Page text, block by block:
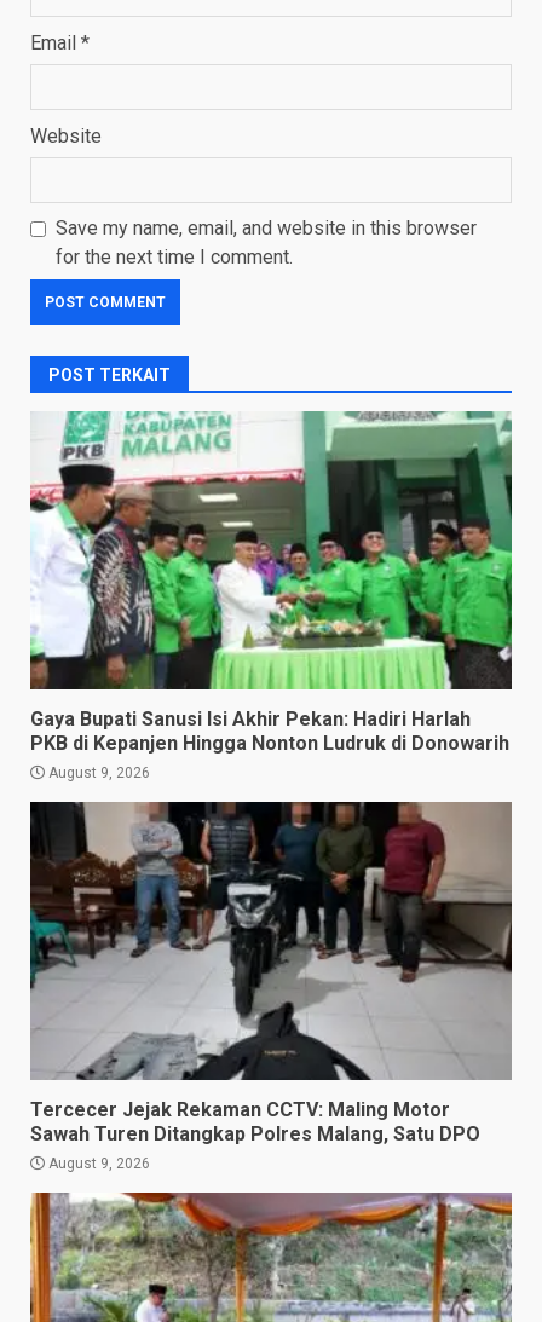
Email *
Website
Save my name, email, and website in this browser
for the next time I comment.
POST TERKAIT
Gaya Bupati Sanusi Isi Akhir Pekan: Hadiri Harlah
PKB di Kepanjen Hingga Nonton Ludruk di Donowarih
August 9, 2026
Tercecer Jejak Rekaman CCTV: Maling Motor
Sawah Turen Ditangkap Polres Malang, Satu DPO
August 9, 2026